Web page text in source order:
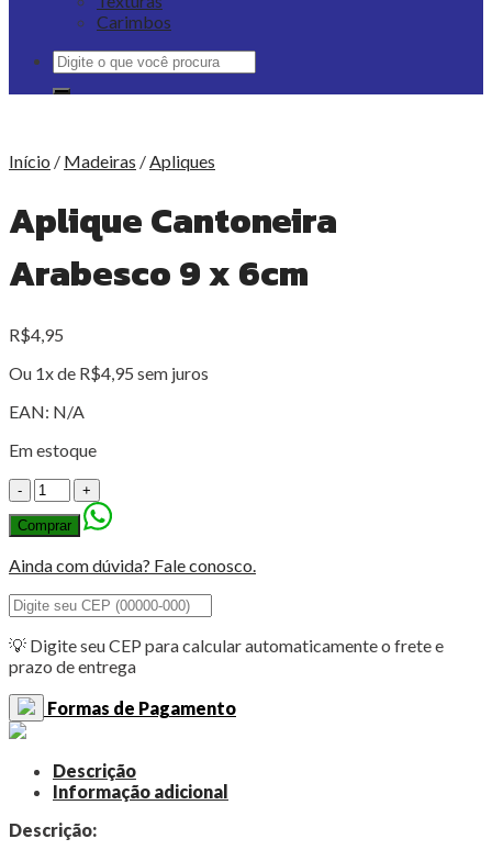
Carimbos
Pesquisar
por:
Início / Madeiras /Apliques
Aplique Cantoneira
Arabesco 9 x 6cm
R$4,95
Ou 1x de R$4,95 sem juros
EAN: N/A
Em estoque
Aplique
Cantoneira
Arabesco
x
6cm
quantidade
Comprar
Ainda com dúvida? Fale conosco.
💡 Digite seu CEP para calcular automaticamente o frete e
prazo de entrega
Formas de Pagamento
Descrição
Informação adicional
Descrição: